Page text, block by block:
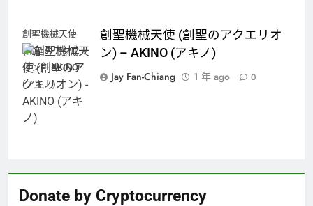
創聖機械天使
(創聖のアクエリ
オン) - AKINO
(アキノ)
創聖機械天使 (創聖のアクエリオ
ン) – AKINO (アキノ)
Jay Fan-Chiang
1 年 ago 0
Donate by Cryptocurrency